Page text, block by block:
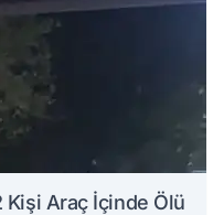
Kişi Araç İçinde Ölü